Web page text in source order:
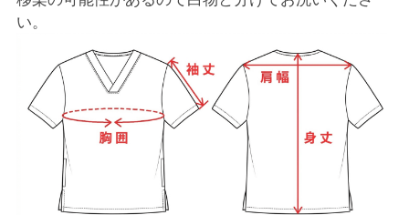
い。